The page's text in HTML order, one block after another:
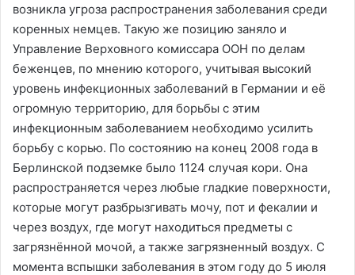
возникла угроза распространения заболевания среди
коренных немцев. Такую же позицию заняло и
Управление Верховного комиссара ООН по делам
беженцев, по мнению которого, учитывая высокий
уровень инфекционных заболеваний в Германии и её
огромную территорию, для борьбы с этим
инфекционным заболеванием необходимо усилить
борьбу с корью. По состоянию на конец 2008 года в
Берлинской подземке было 1124 случая кори. Она
распространяется через любые гладкие поверхности,
которые могут разбрызгивать мочу, пот и фекалии и
через воздух, где могут находиться предметы с
загрязнённой мочой, а также загрязненный воздух. С
момента вспышки заболевания в этом году до 5 июля